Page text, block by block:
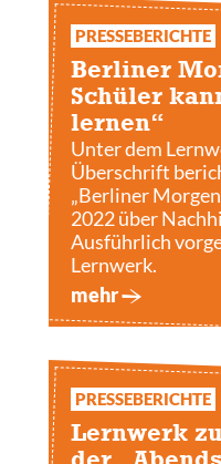
PRESSEBERICHTE
Berliner
Schüler
lernen“
Unter dem
Überschrift
„Berliner
2022 über
Ausführlich
Lernwerk.
mehr
PRESSEBERICHTE
Lernwerk